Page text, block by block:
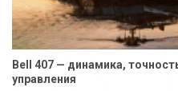
Bell 407 — динамика,
управления